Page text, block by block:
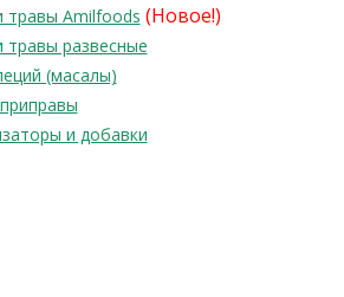
травы Amilfoods (Новое!)
травы развесные
(масалы)
и добавки